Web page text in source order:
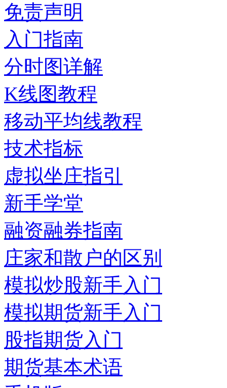
免责声明
入门指南
分时图详解
K线图教程
移动平均线教程
技术指标
虚拟坐庄指引
新手学堂
融资融券指南
庄家和散户的区别
模拟炒股新手入门
模拟期货新手入门
股指期货入门
期货基本术语